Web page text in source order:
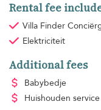
Rental fee
Villa Finder
Elektriciteit
Additional fees
Babybedje
Huishouden service